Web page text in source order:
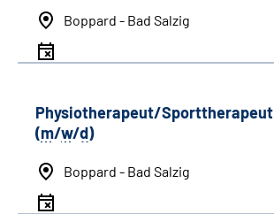
Boppard - Bad Salzig
Physiotherapeut/Sporttherapeut
(m/w/d)
Boppard - Bad Salzig